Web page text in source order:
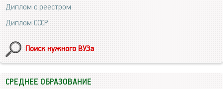
Диплом с реестром
Диплом СССР
Поиск нужного ВУЗа
СРЕДНЕЕ ОБРАЗОВАНИЕ